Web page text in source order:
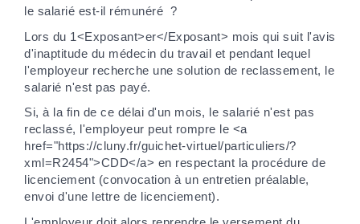
le salarié est-il rémunéré ?
Lors du 1<Exposant>er</Exposant> mois qui suit l'avis
d'inaptitude du médecin du travail et pendant lequel
l'employeur recherche une solution de reclassement, le
salarié n'est pas payé.
Si, à la fin de ce délai d'un mois, le salarié n'est pas
reclassé, l'employeur peut rompre le <a
href="https://cluny.fr/guichet-virtuel/particuliers/?
xml=R2454">CDD</a> en respectant la procédure de
licenciement (convocation à un entretien préalable,
envoi d'une lettre de licenciement).